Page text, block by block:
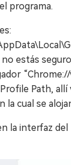
programa.
estás
Path,
la cual se
la interfaz